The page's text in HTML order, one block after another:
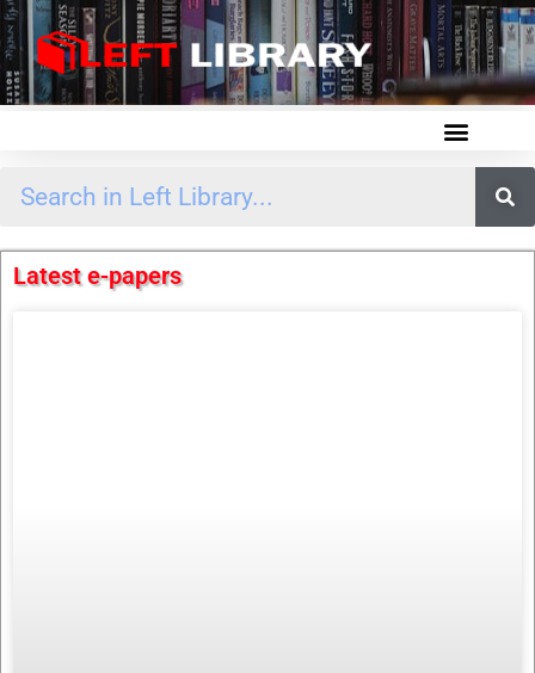
Latest e-papers